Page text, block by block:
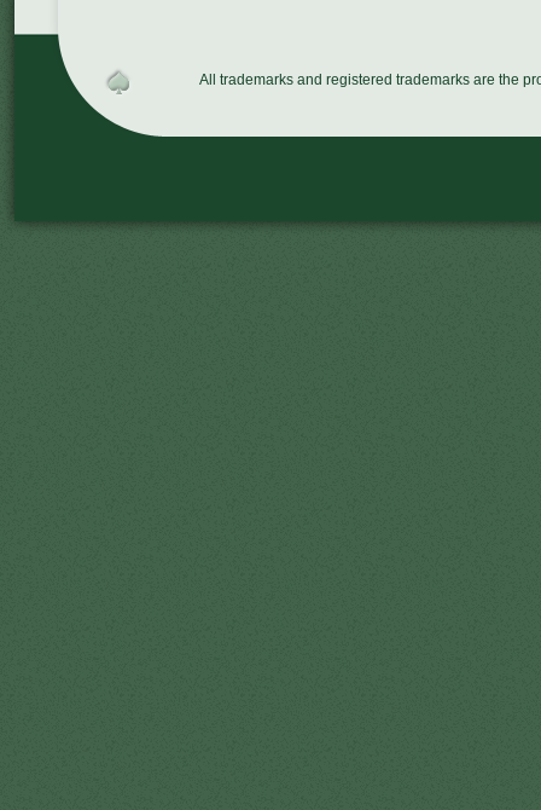
All trademarks and registered trademarks are the